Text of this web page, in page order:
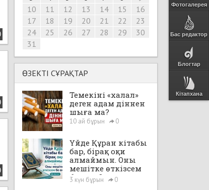
Фотогалерея
Бас редактор
Блогтар
Кітапхана
10
11 12 13 14 15
16
17
18 19 20 21 22
23
24
25 26 27 28 29
30
31
ӨЗЕКТІ СҰРАҚТАР
Темекіні «халал»
деген адам діннен
шыға ма?
10 ай бұрын 0
Үйде Құран кітабы
бар, бірақ оқи
алмаймын. Оны
мешітке өткізсем
бе екен?
3 күн бұрын 0